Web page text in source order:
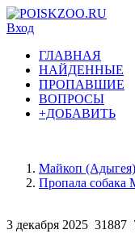
Вход
ГЛАВНАЯ
НАЙДЕННЫЕ
ПРОПАВШИЕ
ВОПРОСЫ
+ДОБАВИТЬ
Майкоп (Адыгея)
Пропала собака
3 декабря 2025 31887